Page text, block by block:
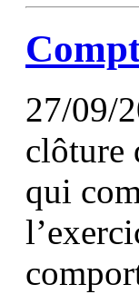
27/09/
clôture
qui